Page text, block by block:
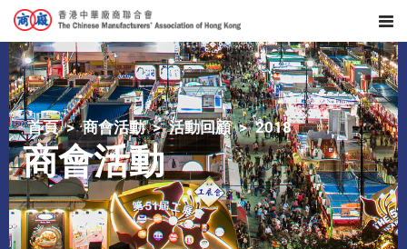
首頁 商會活動 活動回顧 2018
商會活動